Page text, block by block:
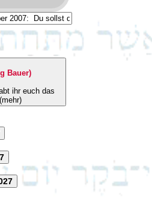
Bauer)